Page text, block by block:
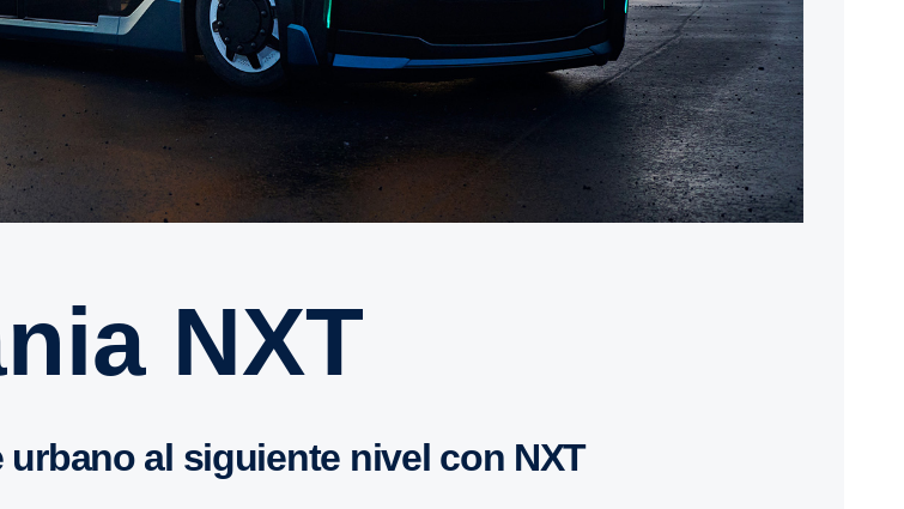
NXT
urbano al siguiente nivel con NXT